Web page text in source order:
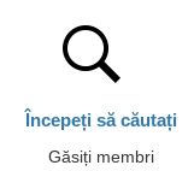
Începeți să căutați
Găsiți membri